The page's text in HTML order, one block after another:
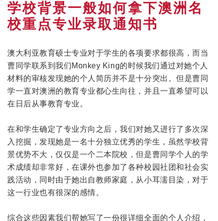
学校背景一般如何拿下澳洲名
校重点专业录取通知书
澳大利亚教育硕士专业对于学生的各项要求都很高，而当
曹同学联系到我们Monkey King的时候我们通过对她个人
材料的审核发现她的个人简历并不是十分突出。但是曹同
学一直对澳洲的教育专业都心生向往，并且一直希望可以
在日后从事教育专业。
在和学生确定了专业方向之后，我们对她又进行了多次深
入挖掘，发现她是一名十分独立优秀的学生，虽然学校背
景优势不大，仅仅是一个二本院校，但是曹同学个人的学
术成绩却非常好，在课外也参加了各种校园社团和社会实
践活动，同时由于她出自教师家庭，从小耳濡目染，对于
这一行业也有很深的感情。
综合这些因素我们帮她写了一份很详细全面的个人介绍，